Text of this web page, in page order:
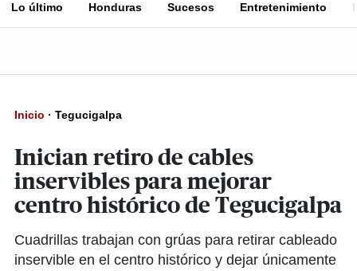
Lo último Honduras Sucesos Entretenimiento
Inicio · Tegucigalpa
Inician retiro de cables
inservibles para mejorar
centro histórico de Tegucigalpa
Cuadrillas trabajan con grúas para retirar cableado
inservible en el centro histórico y dejar únicamente